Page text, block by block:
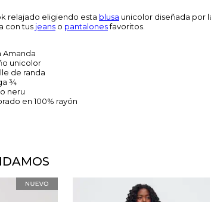
relajado eligiendo esta blusa unicolor diseñada por
con tus jeans o pantalonesfavoritos.
Amanda
unicolor
de randa
¾
neru
en 100% rayón